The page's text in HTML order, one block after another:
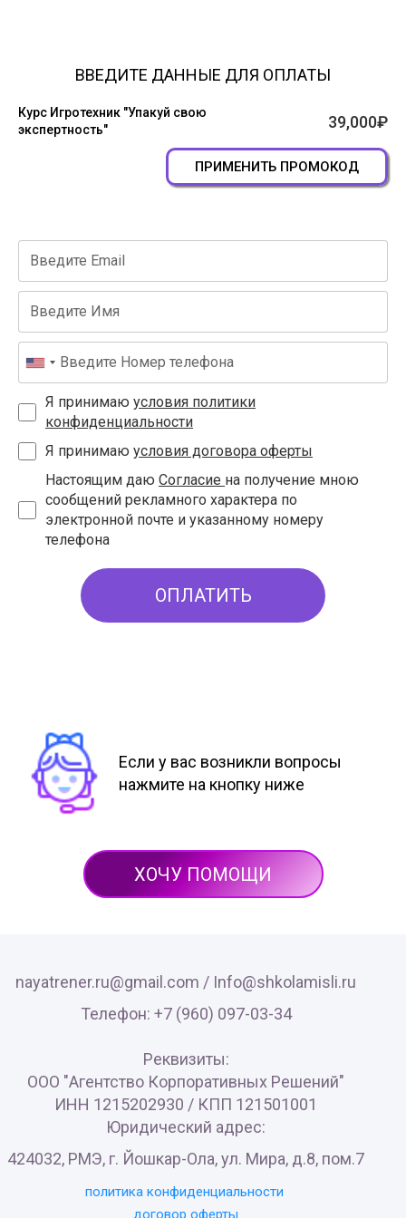
ВВЕДИТЕ ДАННЫЕ ДЛЯ ОПЛАТЫ
Курс Игротехник "Упакуй свою
экспертность"
39,000₽
ПРИМЕНИТЬ ПРОМОКОД
Я принимаю условия политики
конфиденциальности
Я принимаю условия договора оферты
Настоящим даю Согласие на получение мною
сообщений рекламного характера по
электронной почте и указанному номеру
телефона
ОПЛАТИТЬ
Если у вас возникли вопросы
нажмите на кнопку ниже
ХОЧУ ПОМОЩИ
nayatrener.ru@gmail.com / Info@shkolamisli.ru
Телефон: +7 (960) 097-03-34
Реквизиты:
ООО "Агентство Корпоративных Решений"
ИНН 1215202930 / КПП 121501001
Юридический адрес:
424032, РМЭ, г. Йошкар-Ола, ул. Мира, д.8, пом.7
политика конфиденциальности
договор оферты